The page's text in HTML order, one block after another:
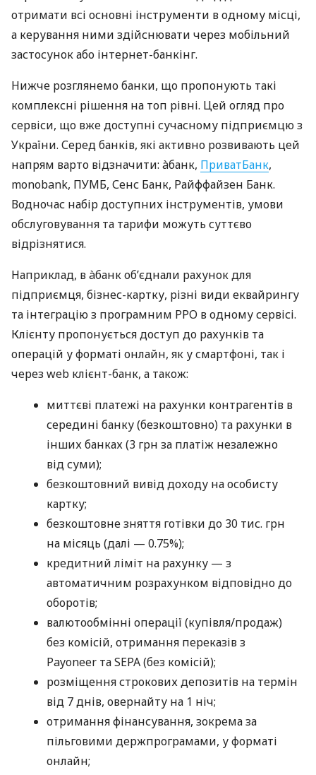
отримати всі основні інструменти в одному місці,
а керування ними здійснювати через мобільний
застосунок або інтернет-банкінг.
Нижче розглянемо банки, що пропонують такі
комплексні рішення на топ рівні. Цей огляд про
сервіси, що вже доступні сучасному підприємцю з
України. Серед банків, які активно розвивають цей
напрям варто відзначити: àбанк, ПриватБанк,
monobank, ПУМБ, Сенс Банк, Райффайзен Банк.
Водночас набір доступних інструментів, умови
обслуговування та тарифи можуть суттєво
відрізнятися.
Наприклад, в àбанк об’єднали рахунок для
підприємця, бізнес-картку, різні види еквайрингу
та інтеграцію з програмним РРО в одному сервісі.
Клієнту пропонується доступ до рахунків та
операцій у форматі онлайн, як у смартфоні, так і
через web клієнт-банк, а також:
миттєві платежі на рахунки контрагентів в
середині банку (безкоштовно) та рахунки в
інших банках (3 грн за платіж незалежно
від суми);
безкоштовний вивід доходу на особисту
картку;
безкоштовне зняття готівки до 30 тис. грн
на місяць (далі — 0.75%);
кредитний ліміт на рахунку — з
автоматичним розрахунком відповідно до
оборотів;
валютообмінні операції (купівля/продаж)
без комісій, отримання переказів з
Payoneer та SEPA (без комісій);
розміщення строкових депозитів на термін
від 7 днів, овернайту на 1 ніч;
отримання фінансування, зокрема за
пільговими держпрограмами, у форматі
онлайн;